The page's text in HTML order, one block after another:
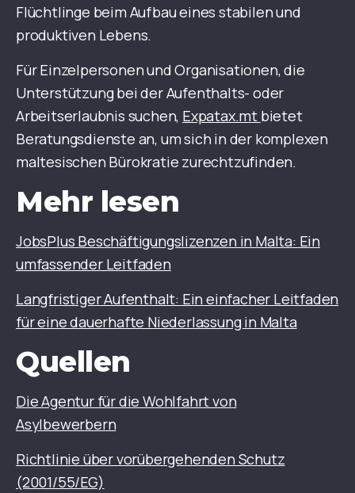
Flüchtlinge beim Aufbau eines stabilen und
produktiven Lebens.
Für Einzelpersonen und Organisationen, die
Unterstützung bei der Aufenthalts- oder
Arbeitserlaubnis suchen, Expatax.mt bietet
Beratungsdienste an, um sich in der komplexen
maltesischen Bürokratie zurechtzufinden.
Mehr lesen
JobsPlus Beschäftigungslizenzen in Malta: Ein
umfassender Leitfaden
Langfristiger Aufenthalt: Ein einfacher Leitfaden
für eine dauerhafte Niederlassung in Malta
Quellen
Die Agentur für die Wohlfahrt von
Asylbewerbern
Richtlinie über vorübergehenden Schutz
(2001/55/EG)